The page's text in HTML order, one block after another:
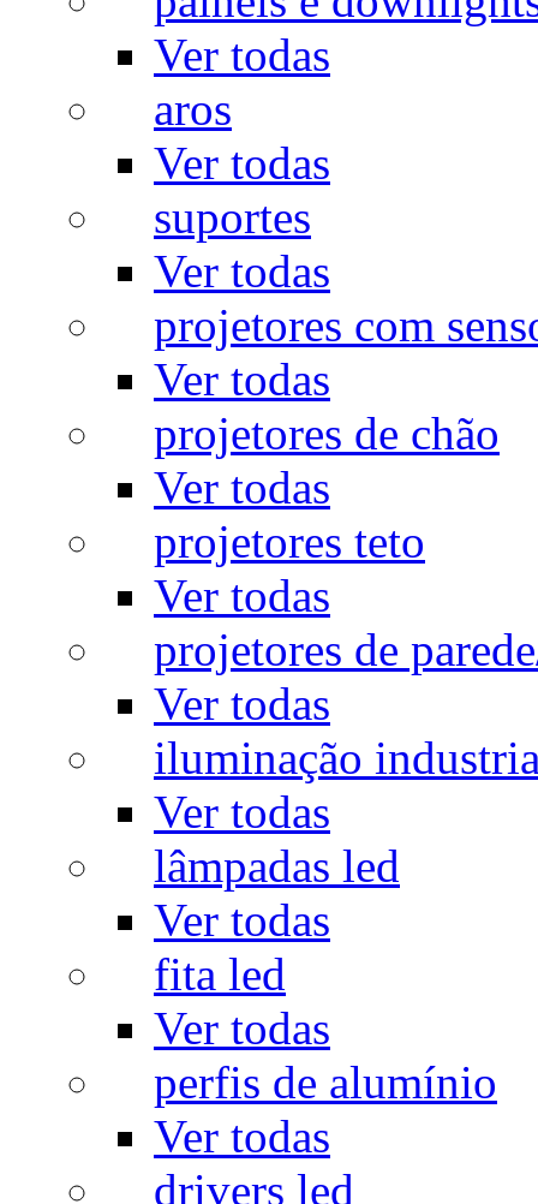
Ver todas
aros
Ver todas
suportes
Ver todas
projetores com
Ver todas
projetores de chão
Ver todas
projetores teto
Ver todas
projetores de
Ver todas
iluminação
Ver todas
lâmpadas led
Ver todas
fita led
Ver todas
perfis de alumínio
Ver todas
drivers led